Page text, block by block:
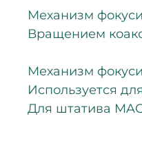
Механизм
Вращением
Механизм
Используется
Для штатива